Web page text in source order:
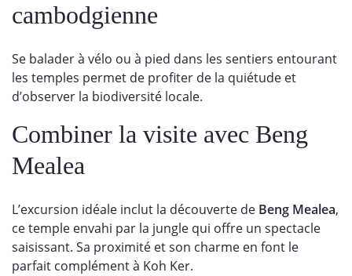
cambodgienne
Se balader à vélo ou à pied dans les sentiers entourant
les temples permet de profiter de la quiétude et
d’observer la biodiversité locale.
Combiner la visite avec Beng
Mealea
L’excursion idéale inclut la découverte de Beng Mealea,
ce temple envahi par la jungle qui offre un spectacle
saisissant. Sa proximité et son charme en font le
parfait complément à Koh Ker.